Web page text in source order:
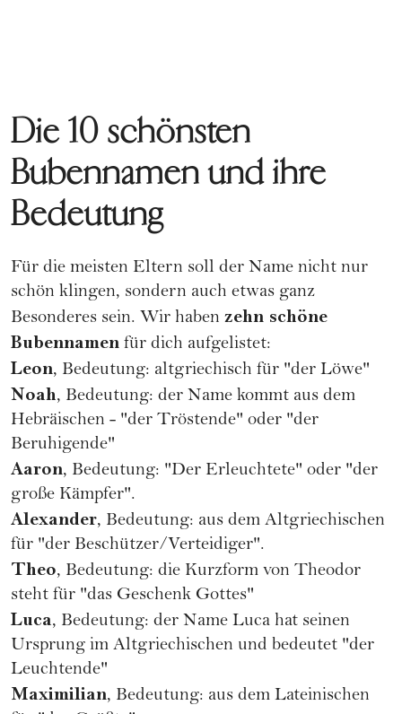
Die 10 schönsten
Bubennamen und ihre
Bedeutung
Für die meisten Eltern soll der Name nicht nur
schön klingen, sondern auch etwas ganz
Besonderes sein. Wir haben zehn schöne
Bubennamen für dich aufgelistet:
Leon, Bedeutung: altgriechisch für "der Löwe"
Noah, Bedeutung: der Name kommt aus dem
Hebräischen - "der Tröstende" oder "der
Beruhigende"
Aaron, Bedeutung: "Der Erleuchtete" oder "der
große Kämpfer".
Alexander, Bedeutung: aus dem Altgriechischen
für "der Beschützer/Verteidiger".
Theo, Bedeutung: die Kurzform von Theodor
steht für "das Geschenk Gottes"
Luca, Bedeutung: der Name Luca hat seinen
Ursprung im Altgriechischen und bedeutet "der
Leuchtende"
Maximilian, Bedeutung: aus dem Lateinischen